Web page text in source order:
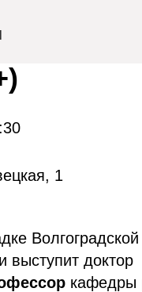
1
Волгоградской
выступит доктор
кафедры